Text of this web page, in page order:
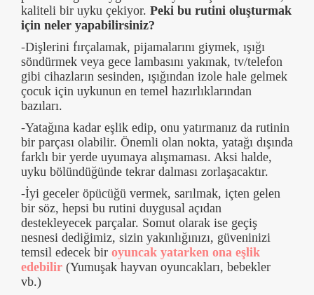
kaliteli bir uyku çekiyor. Peki bu rutini oluşturmak
için neler yapabilirsiniz?
-Dişlerini fırçalamak, pijamalarını giymek, ışığı
söndürmek veya gece lambasını yakmak, tv/telefon
gibi cihazların sesinden, ışığından izole hale gelmek
çocuk için uykunun en temel hazırlıklarından
bazıları.
-Yatağına kadar eşlik edip, onu yatırmanız da rutinin
bir parçası olabilir. Önemli olan nokta, yatağı dışında
farklı bir yerde uyumaya alışmaması. Aksi halde,
uyku bölündüğünde tekrar dalması zorlaşacaktır.
-İyi geceler öpücüğü vermek, sarılmak, içten gelen
bir söz, hepsi bu rutini duygusal açıdan
destekleyecek parçalar. Somut olarak ise geçiş
nesnesi dediğimiz, sizin yakınlığınızı, güveninizi
temsil edecek bir oyuncak yatarken ona eşlik
edebilir (Yumuşak hayvan oyuncakları, bebekler
vb.)